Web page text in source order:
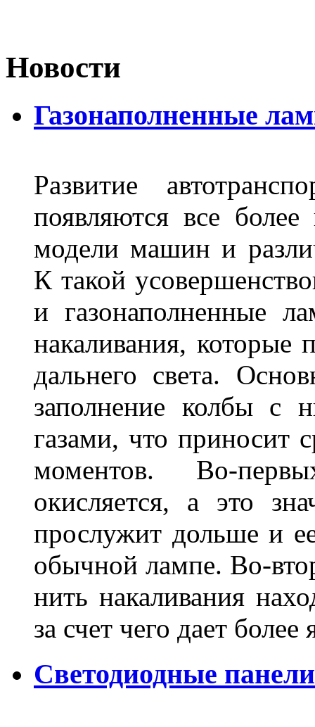
Новости
Газонаполненные
Развитие
появляются все
модели машин и
К такой
и газонаполненные
накаливания,
дальнего света.
заполнение колбы с
газами, что приносит
моментов. Во-
окисляется, а это
прослужит дольше и
обычной лампе. Во-
нить накаливания
за счет чего дает
Светодиодные